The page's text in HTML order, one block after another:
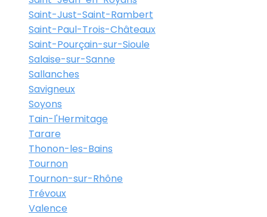
Saint-Just-Saint-Rambert
Saint-Paul-Trois-Châteaux
Saint-Pourçain-sur-Sioule
Salaise-sur-Sanne
Sallanches
Savigneux
Soyons
Tain-l'Hermitage
Tarare
Thonon-les-Bains
Tournon
Tournon-sur-Rhône
Trévoux
Valence